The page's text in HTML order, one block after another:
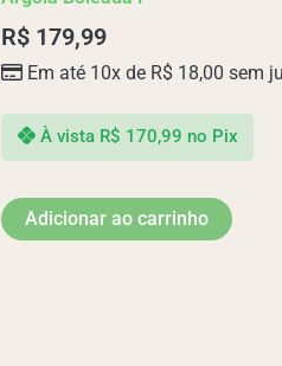
R$ 179,99
Em até 10x de R$ 18,00 sem
À vista R$ 170,99 no Pix
Adicionar ao carrinho